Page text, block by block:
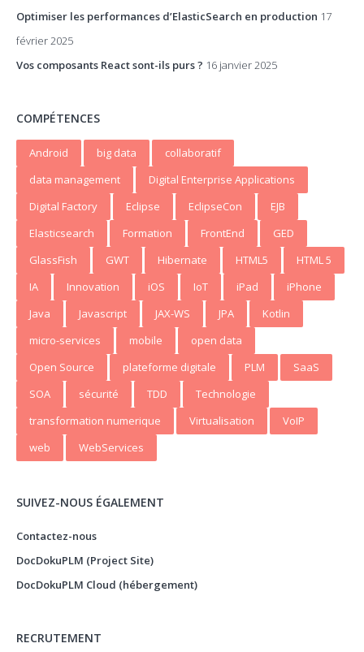
Optimiser les performances d’ElasticSearch en production 17
février 2025
Vos composants React sont-ils purs ? 16 janvier 2025
COMPÉTENCES
Android big data
collaboratif
data management
Digital Enterprise Applications
Digital Factory
Eclipse EclipseCon
EJB
Elasticsearch
Formation FrontEnd
GED
GlassFish
GWT Hibernate HTML5
HTML 5
IA
Innovation iOS IoT iPad
iPhone
Java
Javascript JAX-WS JPA
Kotlin
micro-services
mobile
open data
Open Source
plateforme digitale PLM
SaaS
SOA
sécurité TDD
Technologie
transformation numerique
Virtualisation
VoIP
web
WebServices
SUIVEZ-NOUS ÉGALEMENT
Contactez-nous
DocDokuPLM (Project Site)
DocDokuPLM Cloud (hébergement)
RECRUTEMENT